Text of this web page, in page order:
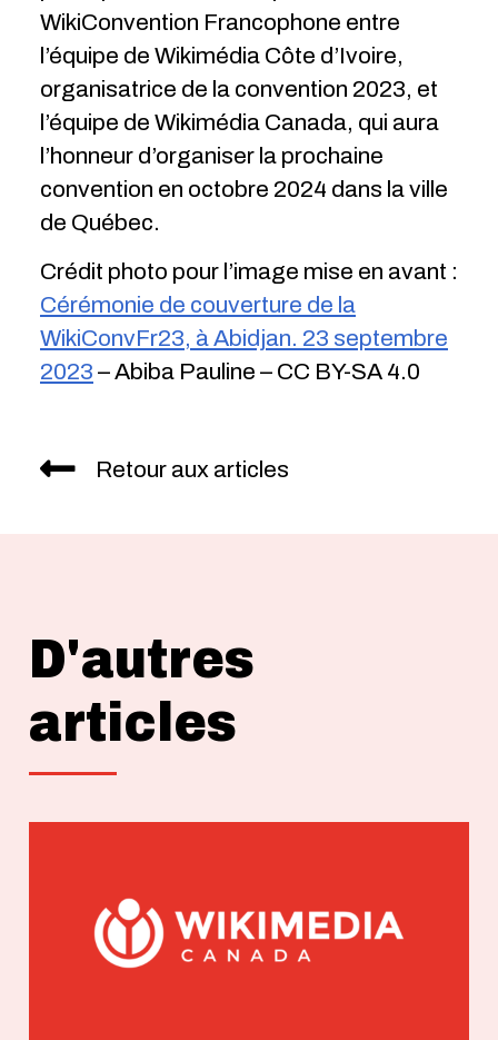
WikiConvention Francophone entre
l’équipe de Wikimédia Côte d’Ivoire,
organisatrice de la convention 2023, et
l’équipe de Wikimédia Canada, qui aura
l’honneur d’organiser la prochaine
convention en octobre 2024 dans la ville
de Québec.
Crédit photo pour l’image mise en avant :
Cérémonie de couverture de la
WikiConvFr23, à Abidjan. 23 septembre
2023 – Abiba Pauline – CC BY-SA 4.0
Retour aux articles
D'autres
articles